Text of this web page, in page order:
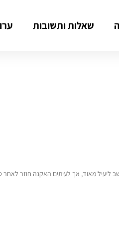
שאלות ותשובות
ליעיל מאוד, אך לעיתים האקנה חוזר